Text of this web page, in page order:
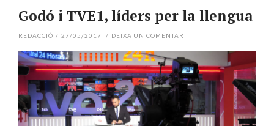
Godó i TVE1, líders per la llengua
REDACCIÓ / 27/05/2017 / DEIXA UN COMENTARI